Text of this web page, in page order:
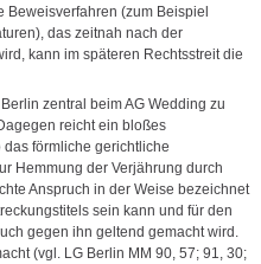
Beweisverfahren (zum Beispiel
das zeitnah nach der
kann im späteren Rechtsstreit die
zentral beim AG Wedding zu
reicht ein bloßes
förmliche gerichtliche
Hemmung der Verjährung durch
Anspruch in der Weise bezeichnet
sein kann und für den
gegen ihn geltend gemacht wird.
(vgl. LG Berlin MM 90, 57; 91, 30;